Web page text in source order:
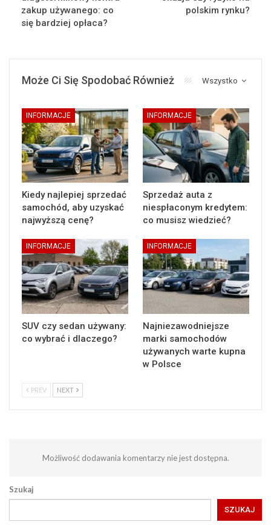
zakup używanego: co
się bardziej opłaca?
polskim rynku?
Wszystko
Może Ci Się Spodobać Również
INFORMACJE
Kiedy najlepiej sprzedać
samochód, aby uzyskać
najwyższą cenę?
INFORMACJE
Sprzedaż auta z
niespłaconym kredytem:
co musisz wiedzieć?
INFORMACJE
SUV czy sedan używany:
co wybrać i dlaczego?
INFORMACJE
Najniezawodniejsze
marki samochodów
używanych warte kupna
w Polsce
PREV NEXT
Możliwość dodawania komentarzy nie jest dostępna.
Szukaj
SZUKAJ